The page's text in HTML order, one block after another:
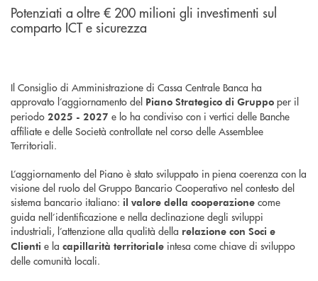
Potenziati a oltre € 200 milioni gli investimenti sul
comparto ICT e sicurezza
Il Consiglio di Amministrazione di Cassa Centrale Banca ha
approvato l’aggiornamento del Piano Strategico di Gruppo per il
periodo 2025 - 2027 e lo ha condiviso con i vertici delle Banche
affiliate e delle Società controllate nel corso delle Assemblee
Territoriali.
L’aggiornamento del Piano è stato sviluppato in piena coerenza con la
visione del ruolo del Gruppo Bancario Cooperativo nel contesto del
sistema bancario italiano: il valore della cooperazione come
guida nell’identificazione e nella declinazione degli sviluppi
industriali, l’attenzione alla qualità della relazione con Soci e
Clienti e la capillarità territoriale intesa come chiave di sviluppo
delle comunità locali.